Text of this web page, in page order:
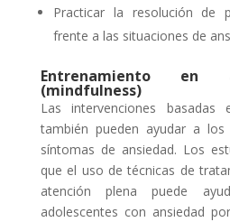
Practicar la resolución de
frente a las situaciones de
Entrenamiento en
(mindfulness)
Las intervenciones
también pueden ayudar a
síntomas de ansiedad. Los
que el uso de técnicas de
atención plena puede
adolescentes con ansiedad